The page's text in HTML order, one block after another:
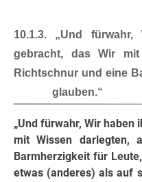
10.1.3. „Und
gebracht, das Wir
Richtschnur und eine
glauben.“
„Und fürwahr, Wir haben
mit Wissen darlegten,
Barmherzigkeit für
etwas (anderes) als auf